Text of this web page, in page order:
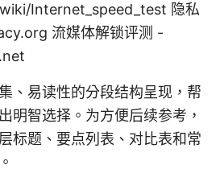
Internet_speed_test 隐私
流媒体解锁评测 -
、易读性的分段结构呈现，帮
明智选择。为方便后续参考，
标题、要点列表、对比表和常